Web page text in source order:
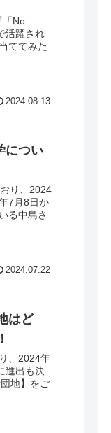
「No
活躍され
ててみた
2024.08.13
につい
り、2024
7月8日か
る中島さ
2024.07.22
はど
、2024年
進出も決
地】をご